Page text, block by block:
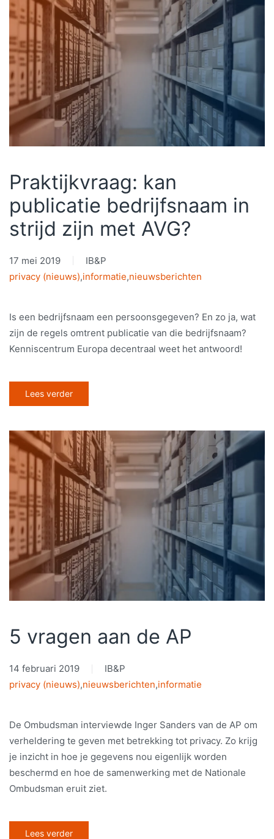
Praktijkvraag: kan
publicatie bedrijfsnaam in
strijd zijn met AVG?
17 mei 2019
IB&P
privacy (nieuws),informatie,nieuwsberichten
Is een bedrijfsnaam een persoonsgegeven? En zo ja, wat
zijn de regels omtrent publicatie van die bedrijfsnaam?
Kenniscentrum Europa decentraal weet het antwoord!
Lees verder
5 vragen aan de AP
14 februari 2019
IB&P
privacy (nieuws),nieuwsberichten,informatie
De Ombudsman interviewde Inger Sanders van de AP om
verheldering te geven met betrekking tot privacy. Zo krijg
je inzicht in hoe je gegevens nou eigenlijk worden
beschermd en hoe de samenwerking met de Nationale
Ombudsman eruit ziet.
Lees verder